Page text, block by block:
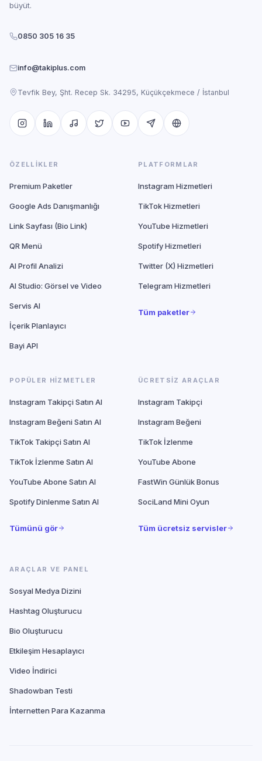
büyüt.
0850 305 16 35
info@takiplus.com
Tevfik Bey, Şht. Recep Sk. 34295, Küçükçekmece / İstanbul
ÖZELLIKLER
Premium Paketler
Google Ads Danışmanlığı
Link Sayfası (Bio Link)
QR Menü
AI Profil Analizi
AI Studio: Görsel ve Video
Servis AI
İçerik Planlayıcı
Bayi API
PLATFORMLAR
Instagram Hizmetleri
TikTok Hizmetleri
YouTube Hizmetleri
Spotify Hizmetleri
Twitter (X) Hizmetleri
Telegram Hizmetleri
Tüm paketler
POPÜLER HIZMETLER
Instagram Takipçi Satın Al
Instagram Beğeni Satın Al
TikTok Takipçi Satın Al
TikTok İzlenme Satın Al
YouTube Abone Satın Al
Spotify Dinlenme Satın Al
Tümünü gör
ÜCRETSIZ ARAÇLAR
Instagram Takipçi
Instagram Beğeni
TikTok İzlenme
YouTube Abone
FastWin Günlük Bonus
SociLand Mini Oyun
Tüm ücretsiz servisler
ARAÇLAR VE PANEL
Sosyal Medya Dizini
Hashtag Oluşturucu
Bio Oluşturucu
Etkileşim Hesaplayıcı
Video İndirici
Shadowban Testi
İnternetten Para Kazanma